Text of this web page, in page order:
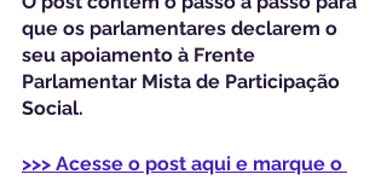
que os parlamentares declarem o
seu apoiamento à Frente
Parlamentar Mista de Participação
Social.
>>> Acesse o post aqui e marque o